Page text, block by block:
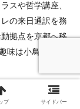
スや哲学講座、
の来日通訳を務
拠点を京都へ移
味は小鳥鑑賞と
プ サイドバー